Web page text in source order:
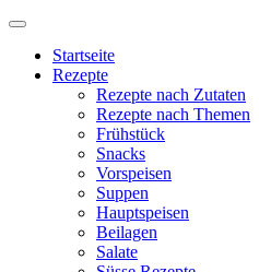
Startseite
Rezepte
Rezepte nach Zutaten
Rezepte nach Themen
Frühstück
Snacks
Vorspeisen
Suppen
Hauptspeisen
Beilagen
Salate